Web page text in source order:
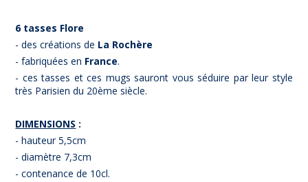
6 tasses Flore
- des créations de La Rochère
- fabriquées en France.
- ces tasses et ces mugs sauront vous séduire par leur style
très Parisien du 20ème siècle.
DIMENSIONS :
- hauteur 5,5cm
- diamètre 7,3cm
- contenance de 10cl.